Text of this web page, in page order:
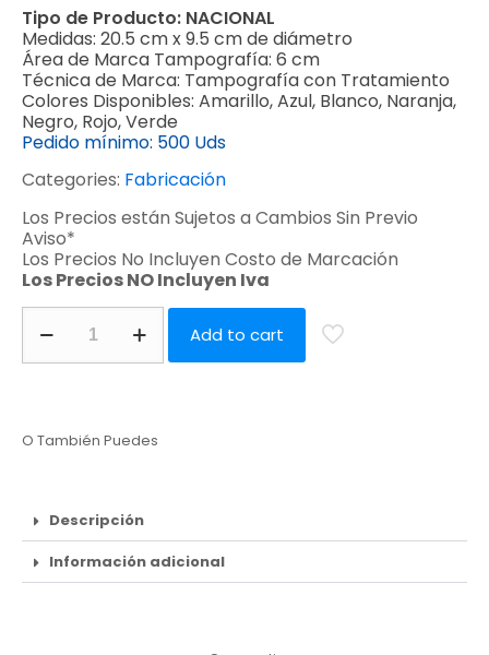
Tipo de Producto: NACIONAL
Medidas: 20.5 cm x 9.5 cm de diámetro
Área de Marca Tampografía: 6 cm
Técnica de Marca: Tampografía con Tratamiento
Colores Disponibles: Amarillo, Azul, Blanco, Naranja,
Negro, Rojo, Verde
Pedido mínimo: 500 Uds
Categories: Fabricación
Los Precios están Sujetos a Cambios Sin Previo
Aviso*
Los Precios No Incluyen Costo de Marcación
Los Precios NO Incluyen Iva
Add to cart
O También Puedes
Descripción
Información adicional